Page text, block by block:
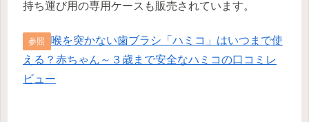
持ち運び用の専用ケースも販売されています。
参照
喉を突かない歯ブラシ「ハミコ」はいつまで使
える？赤ちゃん～３歳まで安全なハミコの口コミレ
ビュー